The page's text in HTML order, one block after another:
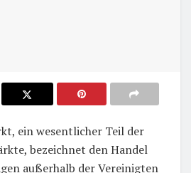
ein wesentlicher Teil der
bezeichnet den Handel
außerhalb der Vereinigten